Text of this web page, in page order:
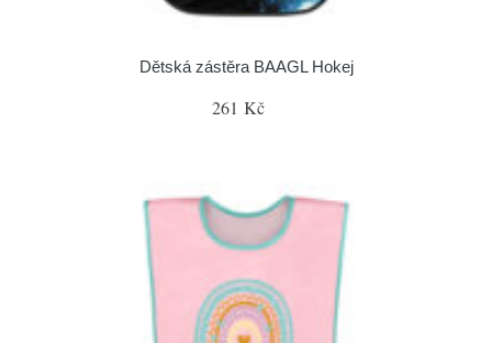
Dětská zástěra BAAGL Hokej
261 Kč